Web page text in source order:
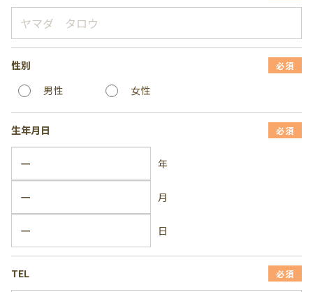
性別 必須
男性 女性
生年月日 必須
年
月
日
TEL 必須